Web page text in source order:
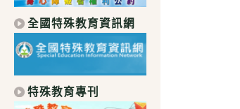
全國特殊教育資訊網
特殊教育專刊